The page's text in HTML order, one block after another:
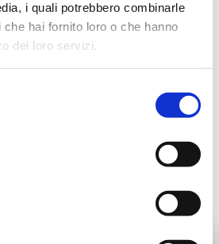
i quali potrebbero combinarle
hai fornito loro o che hanno
dei loro servizi.
продукция